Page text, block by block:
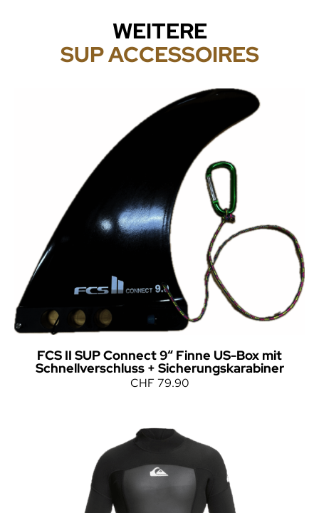
WEITERE
SUP ACCESSOIRES
FCS II SUP Connect 9“ Finne US-Box mit
Schnellverschluss + Sicherungskarabiner
CHF 79.90